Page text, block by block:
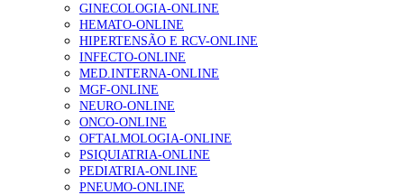
Quase quatro em cada dez doentes com enfarte
apresentavam níveis elevados de Lp(a), revela estudo
86 visualizações
“Os programas de rastreio do cancro do pulmão são
custo-efetivos e representam um investimento
sustentável para os sistemas de saúde”
66 visualizações
GINECOLOGIA-ONLINE
HEMATO-ONLINE
HIPERTENSÃO E RCV-ONLINE
INFECTO-ONLINE
MED.INTERNA-ONLINE
MGF-ONLINE
NEURO-ONLINE
ONCO-ONLINE
OFTALMOLOGIA-ONLINE
PSIQUIATRIA-ONLINE
PEDIATRIA-ONLINE
PNEUMO-ONLINE